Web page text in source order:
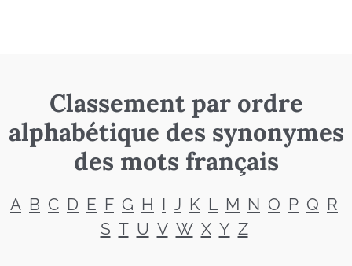
Classement par ordre
alphabétique des synonymes
des mots français
A B C D E F G H I J K L M N O P Q R
S T U V W X Y Z